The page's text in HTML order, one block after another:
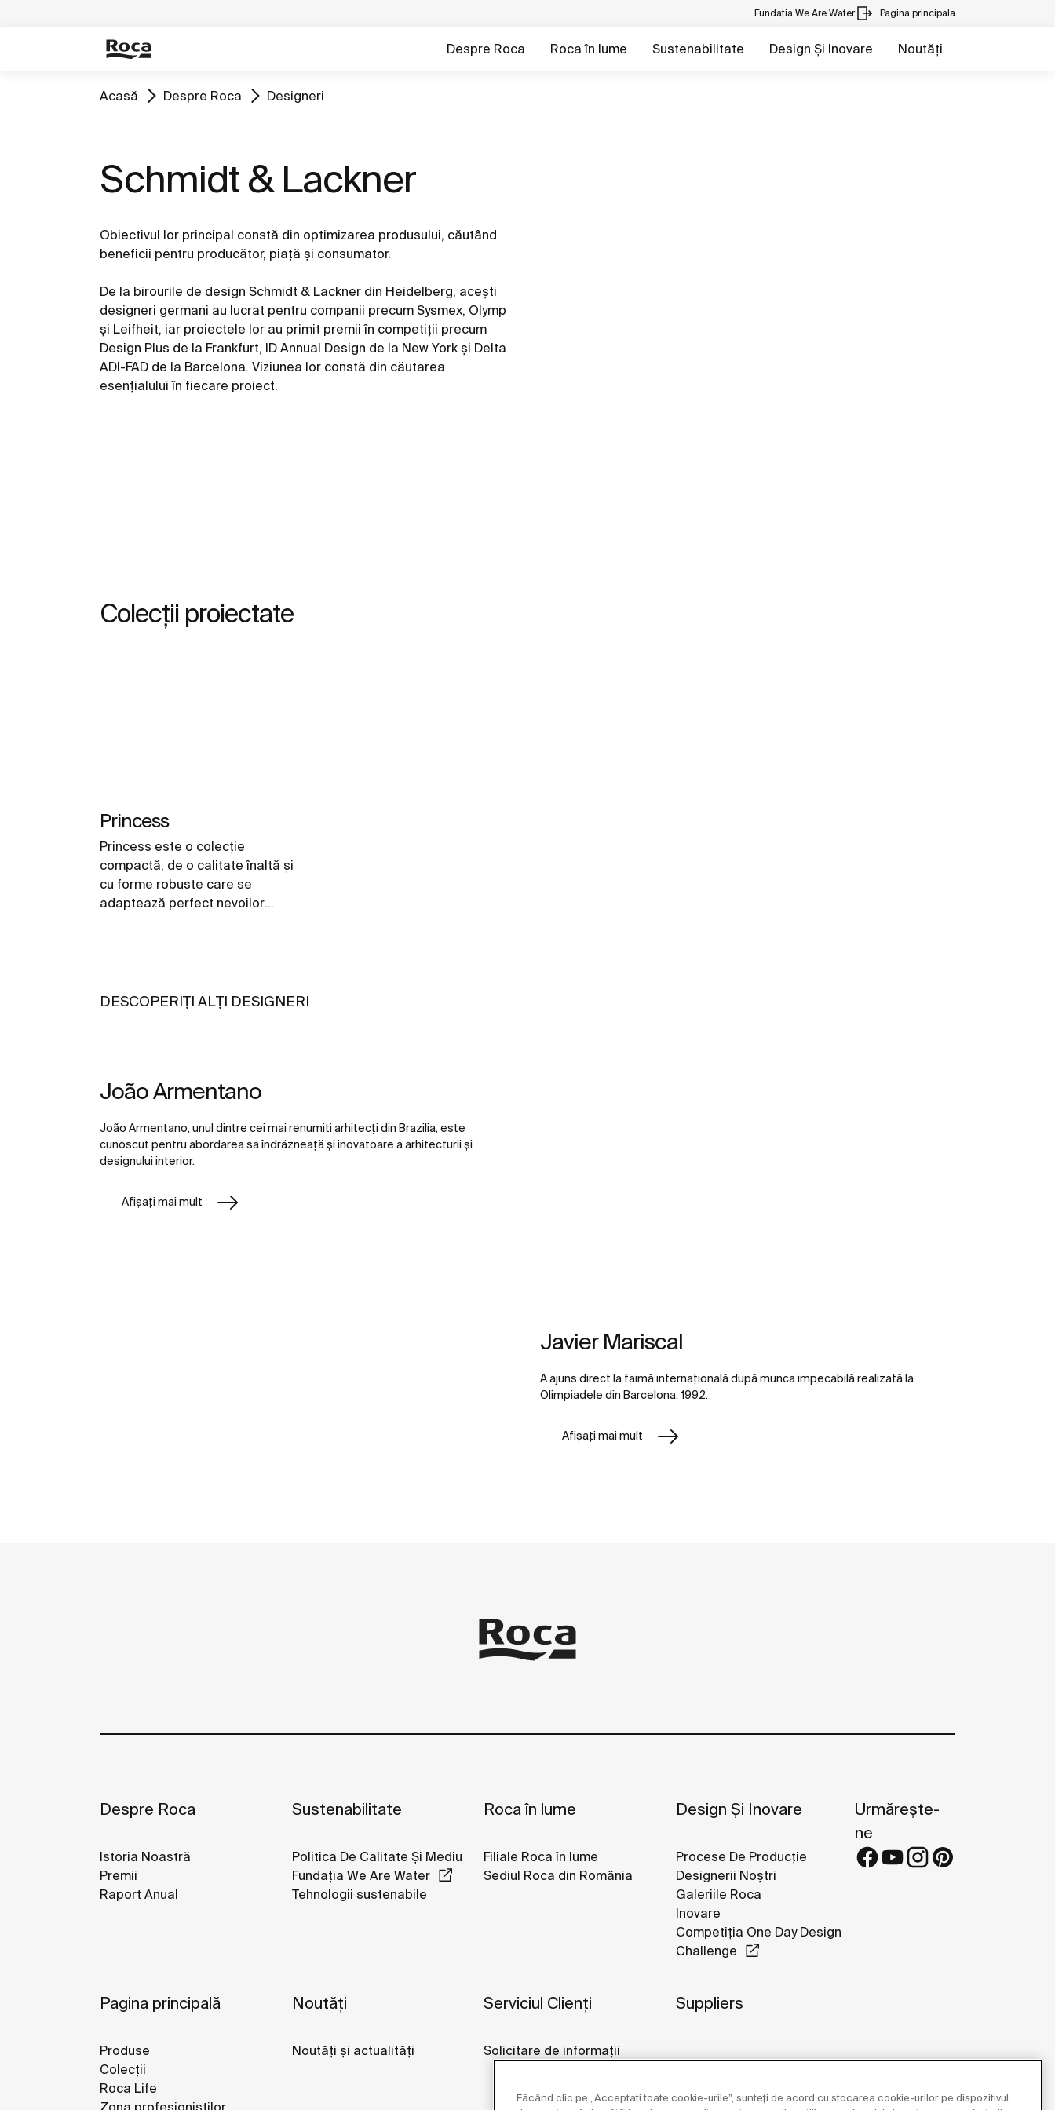
Fundația We Are Water Pagina principala
Despre Roca Roca în lume Sustenabilitate Design Și Inovare Noutăți
Acasă Despre Roca Designeri
Schmidt & Lackner
Obiectivul lor principal constă din optimizarea produsului, căutând
beneficii pentru producător, piaţă şi consumator.
De la birourile de design Schmidt & Lackner din Heidelberg, aceşti
designeri germani au lucrat pentru companii precum Sysmex, Olymp
şi Leifheit, iar proiectele lor au primit premii în competiţii precum
Design Plus de la Frankfurt, ID Annual Design de la New York şi Delta
ADI-FAD de la Barcelona. Viziunea lor constă din căutarea
esenţialului în fiecare proiect.
Colecții proiectate
Princess
Princess este o colecţie
compactă, de o calitate înaltă şi
cu forme robuste care se
adaptează perfect nevoilor
DESCOPERIȚI ALȚI DESIGNERI
João Armentano
João Armentano, unul dintre cei mai renumiți arhitecți din Brazilia, este
cunoscut pentru abordarea sa îndrăzneață și inovatoare a arhitecturii și
designului interior.
Afișați mai mult
Javier Mariscal
A ajuns direct la faimă internațională după munca impecabilă realizată la
Olimpiadele din Barcelona, 1992.
Afișați mai mult
Despre Roca
Istoria Noastră
Premii
Raport Anual
Sustenabilitate
Politica De Calitate Și Mediu
Fundația We Are Water
Tehnologii sustenabile
Roca în lume
Filiale Roca în lume
Sediul Roca din România
Design Și Inovare
Procese De Producție
Designerii Noștri
Galeriile Roca
Inovare
Competiția One Day Design
Challenge
Pagina principală
Produse
Colecții
Roca Life
Zona profesioniștilor
Noutăți
Noutăți și actualități
Serviciul Clienți
Solicitare de informații
Suppliers
Urmărește-
ne
Făcând clic pe „Acceptați toate cookie-urile”, sunteți de acord cu stocarea cookie-urilor pe dispozitivul